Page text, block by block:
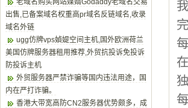
老域名购买网站媟媠Godaddy老域名交易
出售,已备案域名权重高pr域名反链域名,收录
域名外链
ugg仿牌vps媜媞空间主机,国外欧洲荷兰
美国仿牌服务器租用推荐,外贸抗投诉免投诉
防投诉主机
外贸服务器严禁诈骗等国内违法用途，国
内在严打诈骗。
香港大带宽高防CN2服务器优势颇多，成